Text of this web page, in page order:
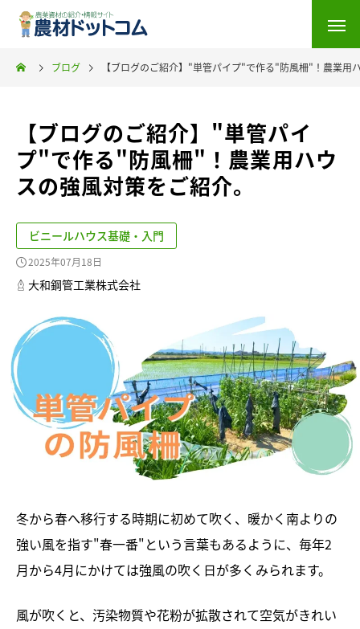
ブログ 【ブログのご紹介】"単管パイプ"で作る"防風柵"！農業用
【ブログのご紹介】"単管パイ
プ"で作る"防風柵"！農業用ハウ
スの強風対策をご紹介。
ビニールハウス基礎・入門
2025年07月18日
大和鋼管工業株式会社
冬から春へ移行する時期に初めて吹く、暖かく南よりの
強い風を指す"春一番"という言葉もあるように、毎年2
月から4月にかけては強風の吹く日が多くみられます。
風が吹くと、汚染物質や花粉が拡散されて空気がきれい